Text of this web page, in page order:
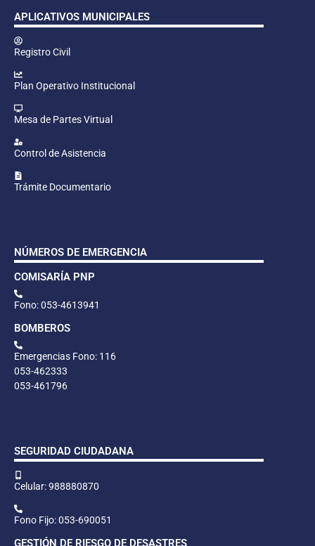
APLICATIVOS MUNICIPALES
Registro Civil
Plan Operativo Institucional
Mesa de Partes Virtual
Control de Asistencia
Trámite Documentario
NÚMEROS DE EMERGENCIA
COMISARÍA PNP
Fono: 053-4613941
BOMBEROS
Emergencias Fono: 116
053-462333
053-461796
SEGURIDAD CIUDADANA
Celular: 988880870
Fono Fijo: 053-690051
GESTIÓN DE RIESGO DE DESASTRES